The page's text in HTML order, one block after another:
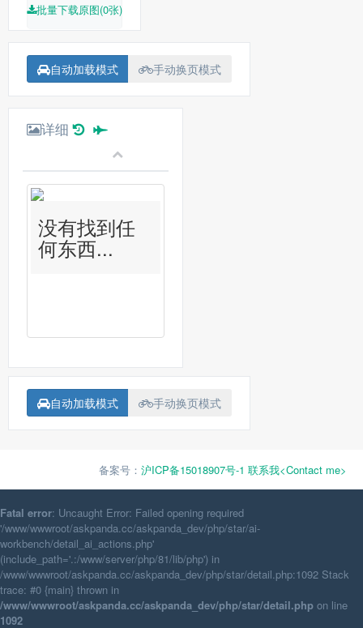
批量下载原图(0张)
自动加载模式 手动换页模式
详细
没有找到任
何东西...
自动加载模式 手动换页模式
备案号： 沪ICP备15018907号-1 联系我<Contact me>
Fatal error: Uncaught Error: Failed opening required
'/www/wwwroot/askpanda.cc/askpanda_dev/php/star/ai-
workbench/detail_ai_actions.php'
(include_path='.:/www/server/php/81/lib/php') in
/www/wwwroot/askpanda.cc/askpanda_dev/php/star/detail.php:1092 Stack
trace: #0 {main} thrown in
/www/wwwroot/askpanda.cc/askpanda_dev/php/star/detail.php on line
1092